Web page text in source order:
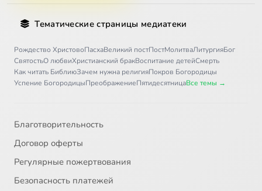
Тематические страницы медиатеки
Рождество ХристовоПасхаВеликий постПостМолитваЛитургияБог
СвятостьО любвиХристианский бракВоспитание детейСмерть
Как читать БиблиюЗачем нужна религияПокров Богородицы
Успение БогородицыПреображениеПятидесятницаВсе темы →
Благотворительность
Договор оферты
Регулярные пожертвования
Безопасность платежей